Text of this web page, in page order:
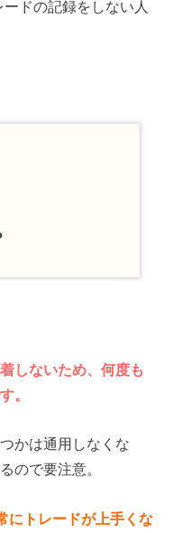
ドの記録をしない人
しないため、何度も
。
かは通用しなくな
ので要注意。
にトレードが上手くな